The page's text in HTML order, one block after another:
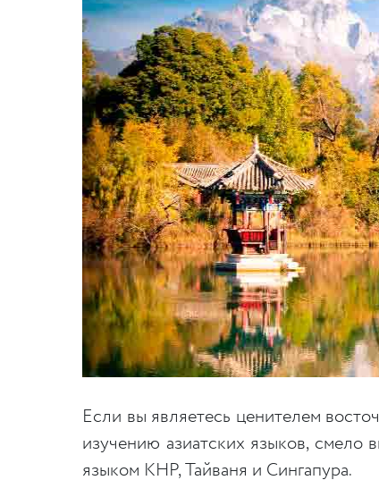
Если вы являетесь ценителем
изучению азиатских языков, смело
языком КНР, Тайваня и Сингапура.